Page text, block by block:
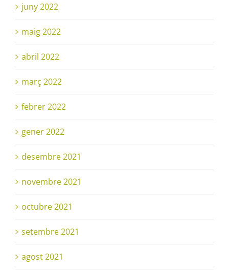
juny 2022
maig 2022
abril 2022
març 2022
febrer 2022
gener 2022
desembre 2021
novembre 2021
octubre 2021
setembre 2021
agost 2021